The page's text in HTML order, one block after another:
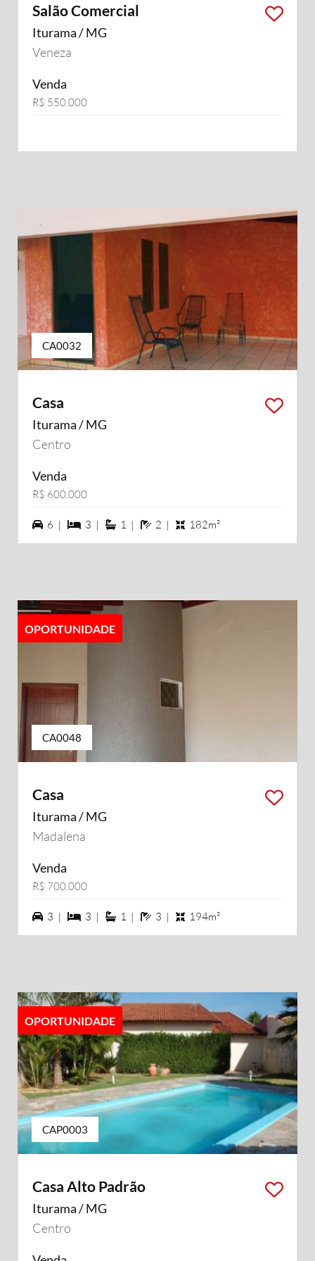
Salão Comercial
Iturama / MG
Veneza
Venda
R$ 550.000
CA0032
Casa
Iturama / MG
Centro
Venda
R$ 600.000
6 vagas na garagem
6 | 3 dormiórios
3 | 1 suítes
1 | 2 banheiros
2 | 182m²
OPORTUNIDADE
CA0048
Casa
Iturama / MG
Madalena
Venda
R$ 700.000
3 vagas na garagem
3 | 3 dormiórios
3 | 1 suítes
1 | 3 banheiros
3 | 194m²
OPORTUNIDADE
CAP0003
Casa Alto Padrão
Iturama / MG
Centro